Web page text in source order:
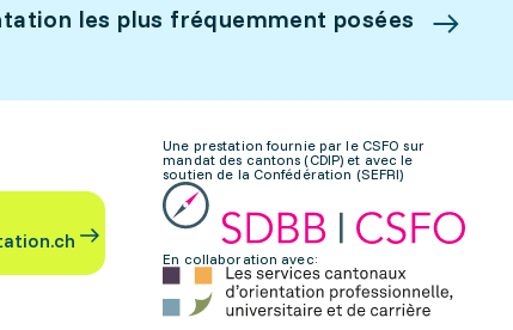
les plus fréquemment posées
Une prestation fournie par le CSFO sur
mandat des cantons (CDIP) et avec le
soutien de la Confédération (SEFRI)
En collaboration avec: